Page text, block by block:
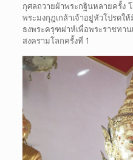
กุศลถวายผ้าพระกฐินหลายครั้ง
พระมงกุฎเกล้าเจ้าอยู่หัวโปรดใ
ธงพระครุฑผ่าห์เพื่อพระราชทา
สงครามโลกครั้งที่ 1